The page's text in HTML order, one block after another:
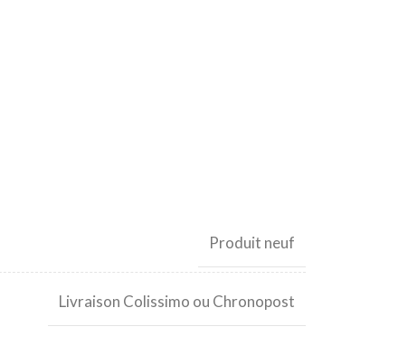
Produit neuf
Livraison Colissimo ou Chronopost